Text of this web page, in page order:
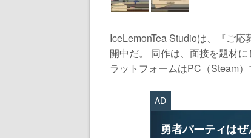
IceLemonTea Studioは、『ご
開中だ。 同作は、面接を題材
ラットフォームはPC（Steam
AD
勇者パーティはぜ